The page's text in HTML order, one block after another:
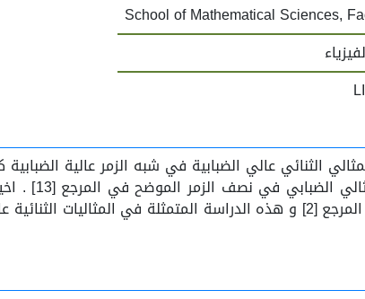
School of Mathematical Sciences,
الثنائي عالي الضبابية في شبه الزمر عالية
الشاملة
المثالية) المعتمدة على الفضاء الضبابي الموضح في المرجع [2] و هذه